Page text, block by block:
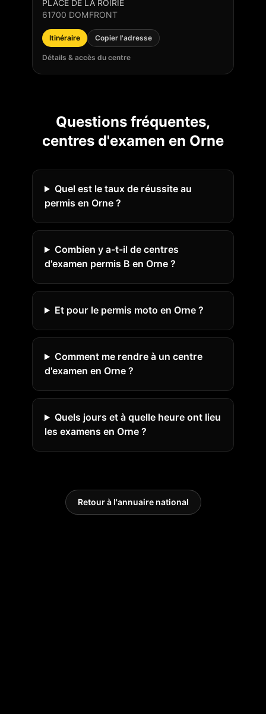
PLACE DE LA ROIRIE
61700 DOMFRONT
Itinéraire Copier l'adresse
Détails & accès du centre
Questions fréquentes,
centres d'examen en Orne
Quel est le taux de réussite au
permis en Orne ?
Combien y a-t-il de centres
d'examen permis B en Orne ?
Et pour le permis moto en Orne ?
Comment me rendre à un centre
d'examen en Orne ?
Quels jours et à quelle heure ont lieu
les examens en Orne ?
Retour à l'annuaire national